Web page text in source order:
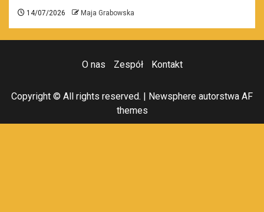
14/07/2026 Maja Grabowska
O nas Zespół Kontakt
Copyright © All rights reserved. | Newsphere autorstwa AF
themes